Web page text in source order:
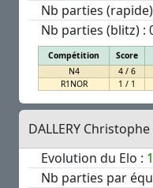
Nb parties
Nb parties (blitz) :
Compétition Score
N4
4 / 6
R1NOR
1 / 1
DALLERY
Evolution du Elo :
Nb parties par